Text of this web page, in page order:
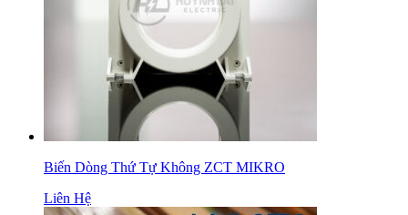
Biến Dòng Thứ Tự Không ZCT MIKRO
Liên Hệ